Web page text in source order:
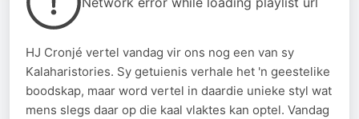
HJ Cronjé vertel vandag vir ons nog een van sy
Kalaharistories. Sy getuienis verhale het 'n geestelike
boodskap, maar word vertel in daardie unieke styl wat
mens slegs daar op die kaal vlaktes kan optel. Vandag